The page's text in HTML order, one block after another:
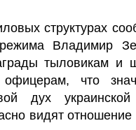
структурах
Владимир
тыловикам и
что
дух
видят отношение